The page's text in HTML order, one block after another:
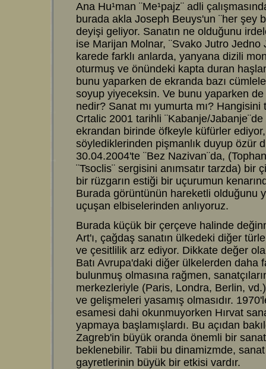
Ana Hu¹man ¨Me¹pajz¨ adli
burada akla Joseph Beuys'un ¨her şey
deyişi geliyor. Sanatın ne olduğunu
ise Marijan Molnar, ¨Svako Jutro Jedno
karede farklı anlarda, yanyana dizili
oturmuş ve önündeki kapta duran
bunu yaparken de ekranda bazı
soyup yiyeceksin. Ve bunu yaparken
nedir? Sanat mı yumurta mı?
Crtalic 2001 tarihli ¨Kabanje/
ekrandan birinde öfkeyle küfürler
söylediklerinden pişmanlık duyup özür
30.04.2004'te ¨Bez Nazivan¨da,
¨Tsoclis¨ sergisini anımsatır tarzda) bir
bir rüzgarın estiği bir uçurumun
Burada görüntünün hareketli olduğunu
uçuşan elbiselerinden anlıyoruz.
Burada küçük bir çerçeve halinde
Art'ı, çağdaş sanatın ülkedeki diğer
ve çesitlilik arz ediyor. Dikkate değer
Batı Avrupa'daki diğer ülkelerden daha
bulunmuş olmasına rağmen,
merkezleriyle (Paris, Londra, Berlin,
ve gelişmeleri yasamış olmasıdır.
esamesi dahi okunmuyorken Hırvat
yapmaya başlamışlardı. Bu açıdan
Zagreb'in büyük oranda önemli bir
beklenebilir. Tabii bu dinamizmde,
gayretlerinin büyük bir etkisi vardır.